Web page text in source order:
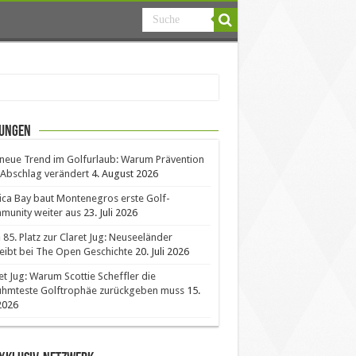
Trend im Golfurlaub: Warum Prävention
verändert 4. August 2026
Bay baut Montenegros erste Golf-
weiter aus 23. Juli 2026
85. Platz zur Claret Jug: Neuseeländer
bei The Open Geschichte 20. Juli 2026
Jug: Warum Scottie Scheffler die
Golftrophäe zurückgeben muss 15.